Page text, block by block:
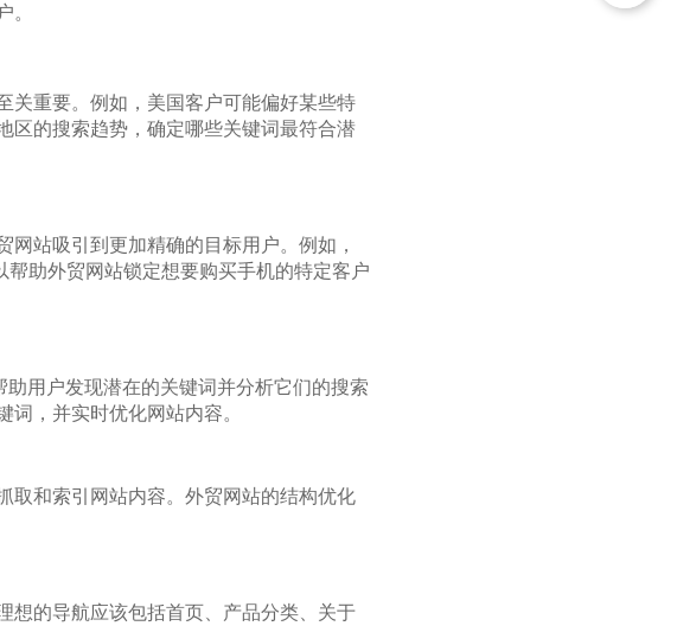
。
关重要。例如，美国客户可能偏好某些特
区的搜索趋势，确定哪些关键词最符合潜
站吸引到更加精确的目标用户。例如，
帮助外贸网站锁定想要购买手机的特定客户
用户发现潜在的关键词并分析它们的搜索
，并实时优化网站内容。
取和索引网站内容。外贸网站的结构优化
想的导航应该包括首页、产品分类、关于